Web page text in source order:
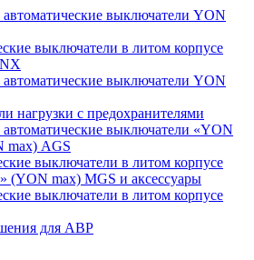
выключатели YON
выключатели в литом корпусе
выключатели YON
нагрузки с предохранителями
выключатели «YON
max) AGS
выключатели в литом корпусе
(YON max) MGS и аксессуары
выключатели в литом корпусе
для АВР